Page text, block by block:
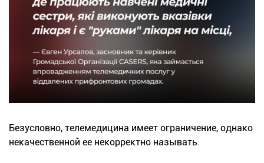
Безусловно, телемедицина имеет ограничение, однако
некачественной ее некорректно называть.